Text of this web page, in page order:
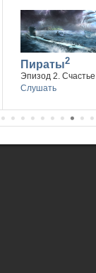
Пираты2
Эпизод 2. Счастье
Слушать